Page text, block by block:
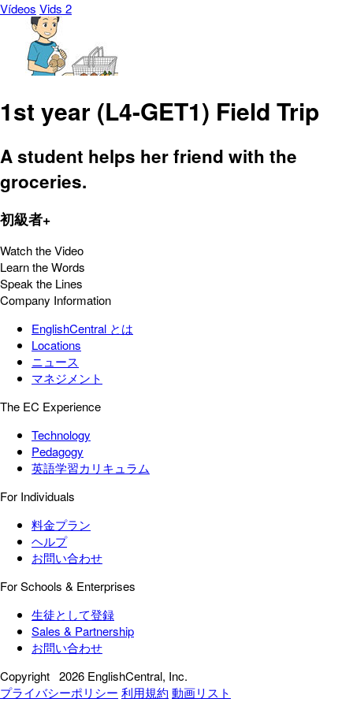
Vídeos Vids 2
1st year (L4-GET1) Field Trip
A student helps her friend with the
groceries.
初級者+
Watch the Video
Learn the Words
Speak the Lines
Company Information
EnglishCentral とは
Locations
ニュース
マネジメント
The EC Experience
Technology
Pedagogy
英語学習カリキュラム
For Individuals
料金プラン
ヘルプ
お問い合わせ
For Schools & Enterprises
生徒として登録
Sales & Partnership
お問い合わせ
Copyright 2026 EnglishCentral, Inc.
プライバシーポリシー 利用規約 動画リスト